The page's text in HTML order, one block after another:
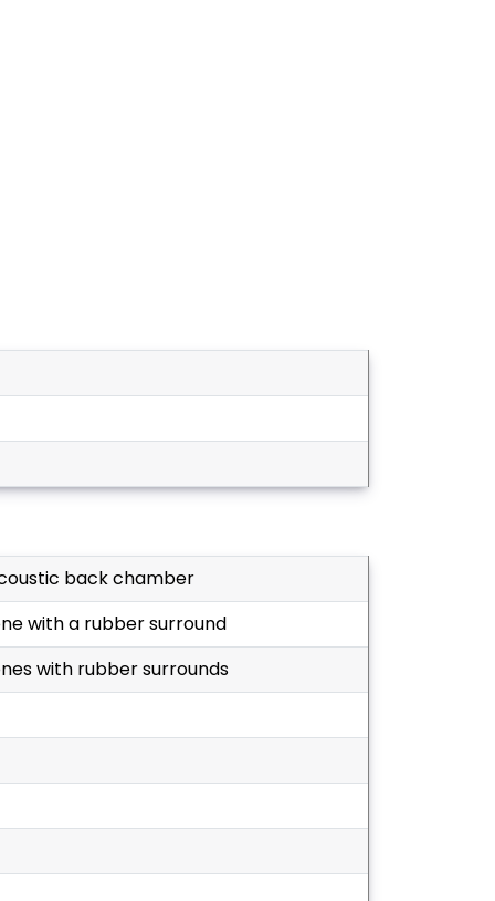
back chamber
with a rubber surround
with rubber surrounds